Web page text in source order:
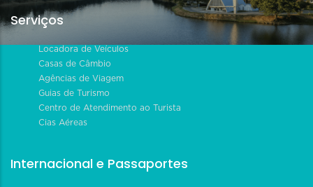
Serviços
Locadora de Veículos
Casas de Câmbio
Agências de Viagem
Guias de Turismo
Centro de Atendimento ao Turista
Cias Aéreas
Internacional e Passaportes